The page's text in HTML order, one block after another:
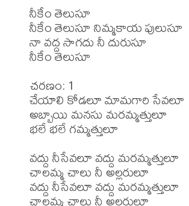
నీకేం తెలుసూ
నీకేం తెలుసూ నిమ్మకాయ పులుసూ
నా వద్ద సాగదు నీ దురుసూ
నీకేం తెలుసూ
చరణం: 1
చేయాలి కోడలూ మామగారి సేవలూ
అబ్బాయి మనసు మరమ్మత్తులూ
భలే భలే గమ్మత్తులూ
వద్దు నీసేవలూ వద్దు మరమ్మత్తులూ
చాలమ్మ చాలు నీ అల్లరులూ
వద్దు నీసేవలూ వద్దు మరమ్మత్తులూ